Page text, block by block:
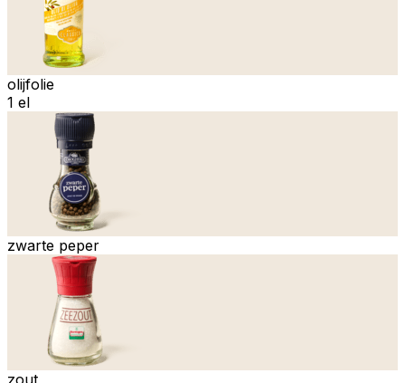
olijfolie
1 el
zwarte peper
zout